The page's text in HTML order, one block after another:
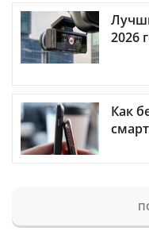
2026
Как